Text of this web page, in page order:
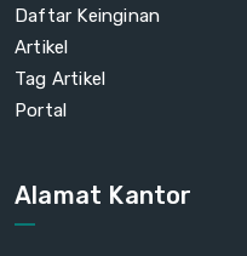
Daftar Keinginan
Artikel
Tag Artikel
Portal
Alamat Kantor